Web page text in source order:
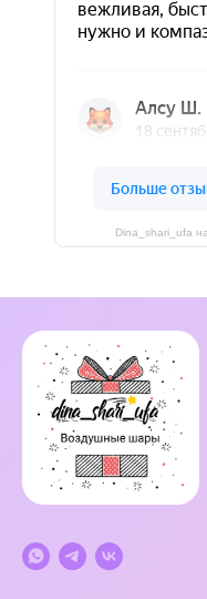
Dina_shari_ufa